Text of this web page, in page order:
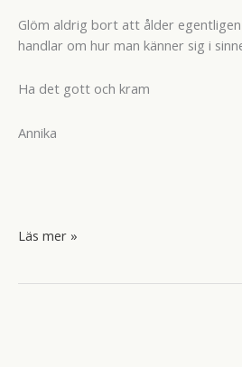
Glöm aldrig bort att ålder
handlar om hur man känner sig i
Ha det gott och kram
Annika
88:an
Läs mer »